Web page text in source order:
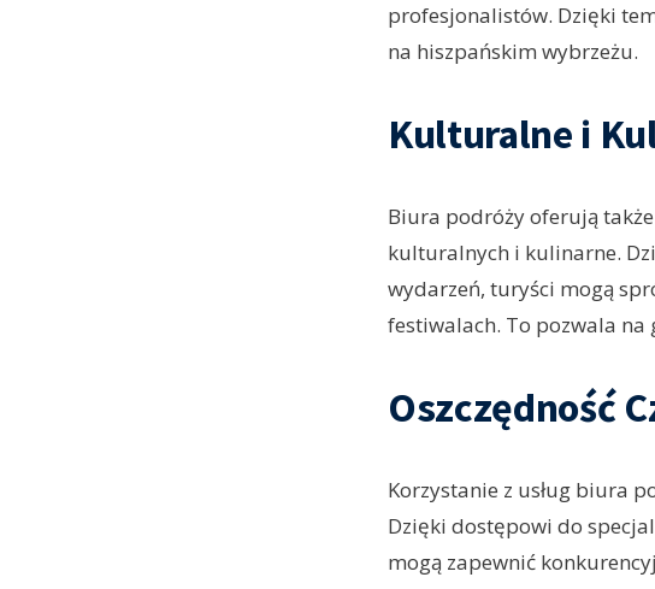
profesjonalistów. Dzięki
na hiszpańskim wybrzeżu.
Kulturalne i
Biura podróży oferują
kulturalnych i kulinarne.
wydarzeń, turyści mogą
festiwalach. To pozwala na
Oszczędność
Korzystanie z usług biura
Dzięki dostępowi do
mogą zapewnić